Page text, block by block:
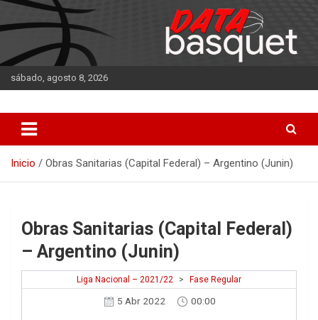
Saltar
al
contenido
sábado, agosto 8, 2026
DATA Basquet
Inicio Obras Sanitarias (Capital Federal) – Argentino (Junin)
Obras Sanitarias (Capital Federal)
– Argentino (Junin)
Liga Nacional – 2021/22 > Fase Regular
5 Abr 2022 00:00